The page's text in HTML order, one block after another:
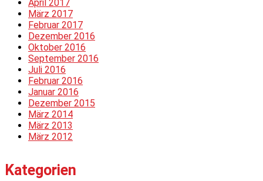
April 2017
März 2017
Februar 2017
Dezember 2016
Oktober 2016
September 2016
Juli 2016
Februar 2016
Januar 2016
Dezember 2015
März 2014
März 2013
März 2012
Kategorien